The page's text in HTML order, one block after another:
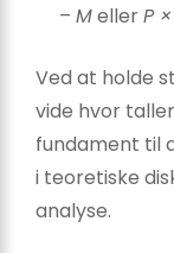
– MellerP
Ved at holde
vide hvor
fundament til
i teoretiske
analyse.